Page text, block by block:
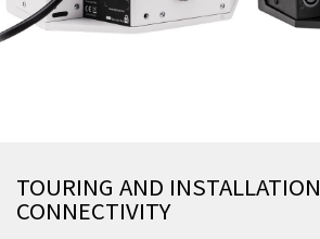
TOURING AND INSTALLATION
CONNECTIVITY